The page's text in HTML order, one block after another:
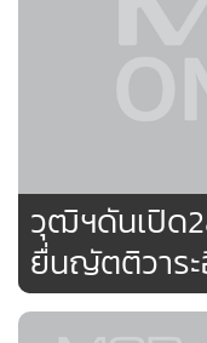
มาก และการเสนอข่า
จิตวิทยา เพราะฉายภ
ไม่ชอบธรรมเพื่อใช้กำ
ปราบปราม และมีการเ
วุฒิฯดันเปิด
ยื่นญัตติวาร